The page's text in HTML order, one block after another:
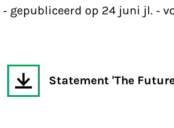
gepubliceerd op 24 juni jl. -
Statement 'The